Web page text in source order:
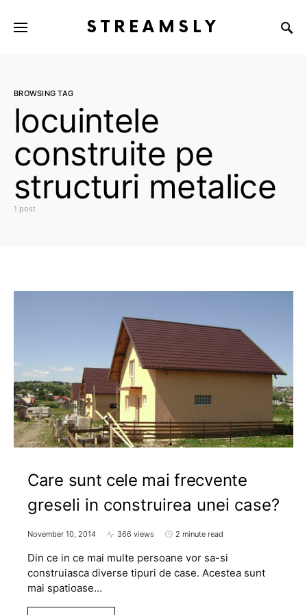
STREAMSLY
BROWSING TAG
locuintele
construite pe
structuri metalice
1 post
Care sunt cele mai frecvente
greseli in construirea unei case?
November 10, 2014 366 views 2 minute read
Din ce in ce mai multe persoane vor sa-si
construiasca diverse tipuri de case. Acestea sunt
mai spatioase…